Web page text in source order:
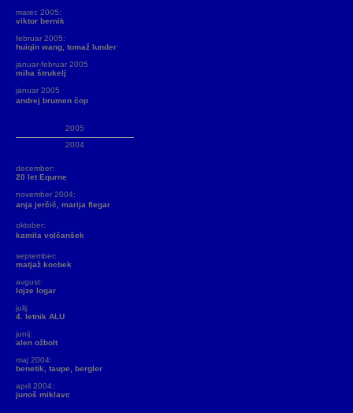
marec 2005:
viktor bernik
februar 2005:
huiqin wang, tomaž lunder
januar-februar 2005
miha štrukelj
januar 2005
andrej brumen čop
2005
2004
december:
20 let Equrne
november 2004:
anja jerčič, marija flegar
oktober:
kamila volčanšek
september:
matjaž kocbek
avgust:
lojze logar
julij:
4. letnik ALU
junij:
alen ožbolt
maj 2004:
benetik, taupe, bergler
april 2004:
junoš miklavc